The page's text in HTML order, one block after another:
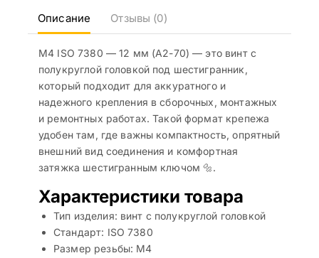
Описание Отзывы (0)
M4 ISO 7380 — 12 мм (A2-70) — это винт с
полукруглой головкой под шестигранник,
который подходит для аккуратного и
надежного крепления в сборочных, монтажных
и ремонтных работах. Такой формат крепежа
удобен там, где важны компактность, опрятный
внешний вид соединения и комфортная
затяжка шестигранным ключом 🔩.
Характеристики товара
Тип изделия: винт с полукруглой головкой
Стандарт: ISO 7380
Размер резьбы: M4